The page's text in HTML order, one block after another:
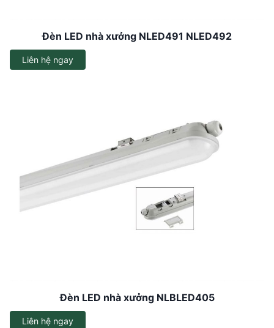
Đèn LED nhà xưởng NLED491 NLED492
Liên hệ ngay
Đèn LED nhà xưởng NLBLED405
Liên hệ ngay